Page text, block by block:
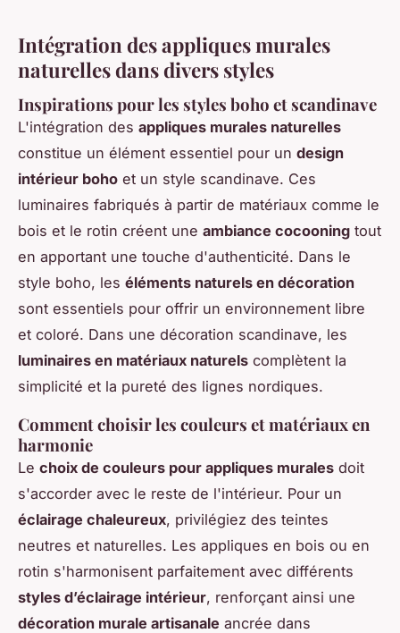
Intégration des appliques murales
naturelles dans divers styles
Inspirations pour les styles boho et scandinave
L'intégration des appliques murales naturelles
constitue un élément essentiel pour un design
intérieur boho et un style scandinave. Ces
luminaires fabriqués à partir de matériaux comme le
bois et le rotin créent une ambiance cocooning tout
en apportant une touche d'authenticité. Dans le
style boho, les éléments naturels en décoration
sont essentiels pour offrir un environnement libre
et coloré. Dans une décoration scandinave, les
luminaires en matériaux naturels complètent la
simplicité et la pureté des lignes nordiques.
Comment choisir les couleurs et matériaux en
harmonie
Le choix de couleurs pour appliques murales doit
s'accorder avec le reste de l'intérieur. Pour un
éclairage chaleureux, privilégiez des teintes
neutres et naturelles. Les appliques en bois ou en
rotin s'harmonisent parfaitement avec différents
styles d’éclairage intérieur, renforçant ainsi une
décoration murale artisanale ancrée dans